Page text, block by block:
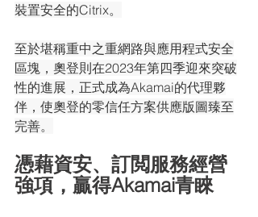
裝置安全的Citrix。
至於堪稱重中之重網路與應用程式安全
區塊，奧登則在2023年第四季迎來突破
性的進展，正式成為Akamai的代理夥
伴，使奧登的零信任方案供應版圖臻至
完善。
憑藉資安、訂閲服務經營
強項，贏得Akamai青睞